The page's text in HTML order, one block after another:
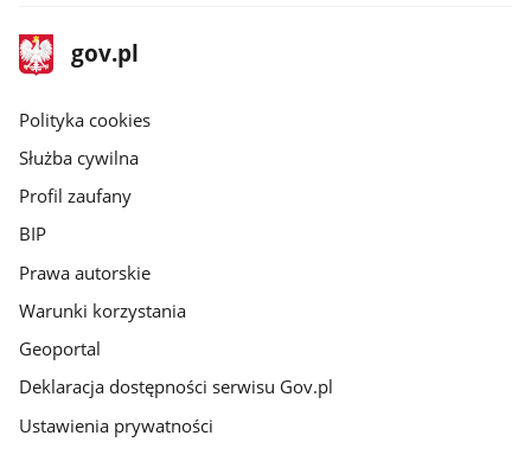
stopka
gov.pl
Strona
gov.pl
gov.pl
Polityka cookies
Służba cywilna
Profil zaufany
BIP
Prawa autorskie
Warunki korzystania
Geoportal
Deklaracja dostępności serwisu Gov.pl
Ustawienia prywatności